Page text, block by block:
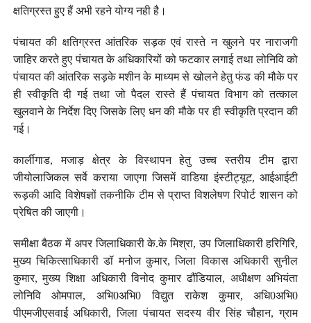
क्षतिग्रस्त हुए हैं अभी रहने योग्य नही है।
पंचायत की क्षतिग्रस्त आंतरिक सड़क एवं रास्ते न खुलने पर नाराजगी
जाहिर करते हुए पंचायत के अधिकारियों को फटकार लगाई तथा लोनिवि को
पंचायत की आंतरिक सड़के मशीन के माध्यम से खोलने हेतु फंड की मौके पर
ही स्वीकृति दी गई तथा जो पैदल रास्ते हैं पंचायत विभाग को तत्काल
खुलवाने के निर्देश दिए जिसके लिए धन की मौके पर ही स्वीकृति प्रदान की
गई।
कार्लीगाड, मजाड़ क्षेत्र के विस्थापन हेतु उच्च स्तरीय टीम द्वारा
जीयोलाजिकल सर्वे कराया जाएगा जिसमें वाडिया इंस्टीट्यूट, आईआईटी
रूड़की आदि विशेषज्ञों तकनीकि टीम से प्राप्त विशलेषण रिपोर्ट शासन को
प्रेषित की जाएगी।
समीक्षा बैठक में अपर जिलाधिकारी के.के मिश्रा, उप जिलाधिकारी हरिगिरि,
मुख्य चिकित्साधिकारी डॉ मनोज कुमार, जिला विकास अधिकारी सुनील
कुमार, मुख्य शिक्षा अधिकारी विनोद कुमार ढौंडियाल, अधीक्षण अभियंता
लोनिवि ओमपाल, अभि0अभि0 विद्युत राकेश कुमार, अधि0अभि0
पीएमजीएसवाई अधिकारी, जिला पंचायत सदस्य वीर सिंह चौहान, ग्राम